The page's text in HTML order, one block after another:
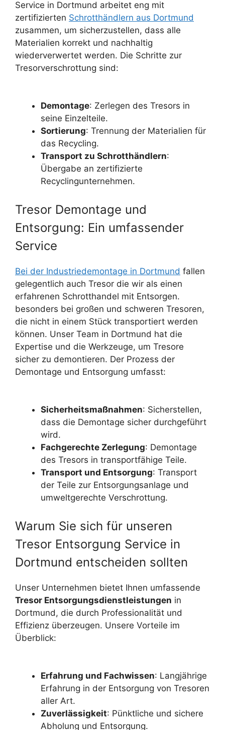
Service in Dortmund arbeitet eng mit
zertifizierten Schrotthändlern aus Dortmund
zusammen, um sicherzustellen, dass alle
Materialien korrekt und nachhaltig
wiederverwertet werden. Die Schritte zur
Tresorverschrottung sind:
Demontage: Zerlegen des Tresors in
seine Einzelteile.
Sortierung: Trennung der Materialien für
das Recycling.
Transport zu Schrotthändlern:
Übergabe an zertifizierte
Recyclingunternehmen.
Tresor Demontage und
Entsorgung: Ein umfassender
Service
Bei der Industriedemontage in Dortmund fallen
gelegentlich auch Tresor die wir als einen
erfahrenen Schrotthandel mit Entsorgen.
besonders bei großen und schweren Tresoren,
die nicht in einem Stück transportiert werden
können. Unser Team in Dortmund hat die
Expertise und die Werkzeuge, um Tresore
sicher zu demontieren. Der Prozess der
Demontage und Entsorgung umfasst:
Sicherheitsmaßnahmen: Sicherstellen,
dass die Demontage sicher durchgeführt
wird.
Fachgerechte Zerlegung: Demontage
des Tresors in transportfähige Teile.
Transport und Entsorgung: Transport
der Teile zur Entsorgungsanlage und
umweltgerechte Verschrottung.
Warum Sie sich für unseren
Tresor Entsorgung Service in
Dortmund entscheiden sollten
Unser Unternehmen bietet Ihnen umfassende
Tresor Entsorgungsdienstleistungen in
Dortmund, die durch Professionalität und
Effizienz überzeugen. Unsere Vorteile im
Überblick:
Erfahrung und Fachwissen: Langjährige
Erfahrung in der Entsorgung von Tresoren
aller Art.
Zuverlässigkeit: Pünktliche und sichere
Abholung und Entsorgung.